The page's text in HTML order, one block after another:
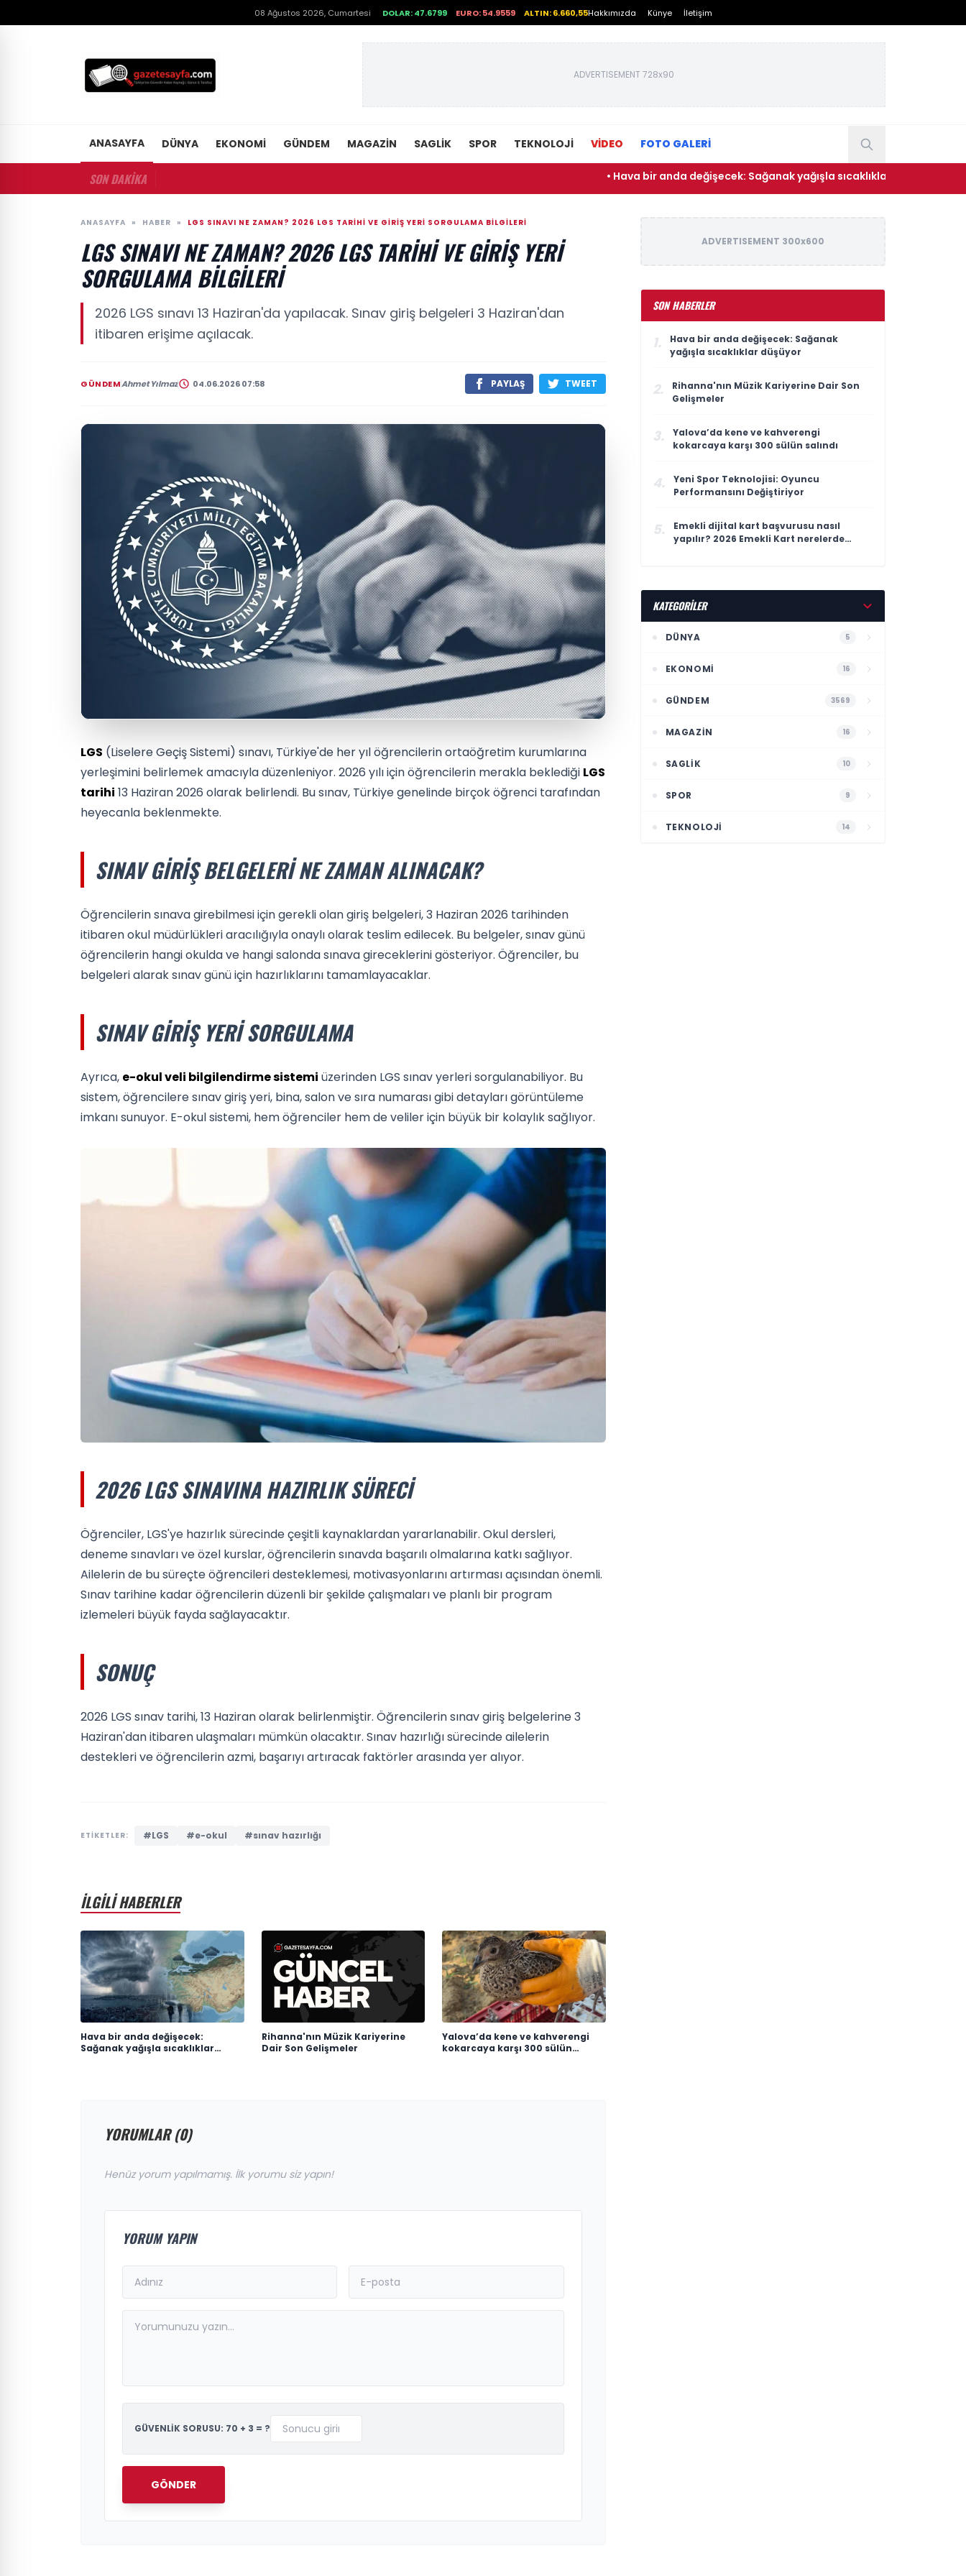
08 Ağustos 2026, Cumartesi DOLAR: 47.6799 EURO: 54.9559 ALTIN: 6.660,55Hakkımızda Künye İletişim
ADVERTISEMENT 728x90
ANASAYFA DÜNYA EKONOMI GÜNDEM MAGAZIN SAGLIK SPOR TEKNOLOJI VİDEO FOTO GALERİ
SON DAKİKA • Hava bir anda değişecek: Sağanak yağışla sıcaklıklar düşüyor
ANASAYFA » HABER » LGS SINAVI NE ZAMAN? 2026 LGS TARIHI VE GIRIŞ YERI SORGULAMA BILGILERI
LGS SINAVI NE ZAMAN? 2026 LGS TARIHI VE GIRIŞ YERI
SORGULAMA BILGILERI
2026 LGS sınavı 13 Haziran'da yapılacak. Sınav giriş belgeleri 3 Haziran'dan
itibaren erişime açılacak.
GÜNDEMAhmet Yılmaz 04.06.2026 07:58 PAYLAŞ TWEET
LGS (Liselere Geçiş Sistemi) sınavı, Türkiye'de her yıl öğrencilerin ortaöğretim kurumlarına
yerleşimini belirlemek amacıyla düzenleniyor. 2026 yılı için öğrencilerin merakla beklediği LGS
tarihi 13 Haziran 2026 olarak belirlendi. Bu sınav, Türkiye genelinde birçok öğrenci tarafından
heyecanla beklenmekte.
SINAV GIRIŞ BELGELERI NE ZAMAN ALINACAK?
Öğrencilerin sınava girebilmesi için gerekli olan giriş belgeleri, 3 Haziran 2026 tarihinden
itibaren okul müdürlükleri aracılığıyla onaylı olarak teslim edilecek. Bu belgeler, sınav günü
öğrencilerin hangi okulda ve hangi salonda sınava gireceklerini gösteriyor. Öğrenciler, bu
belgeleri alarak sınav günü için hazırlıklarını tamamlayacaklar.
SINAV GIRIŞ YERI SORGULAMA
Ayrıca, e-okul veli bilgilendirme sistemi üzerinden LGS sınav yerleri sorgulanabiliyor. Bu
sistem, öğrencilere sınav giriş yeri, bina, salon ve sıra numarası gibi detayları görüntüleme
imkanı sunuyor. E-okul sistemi, hem öğrenciler hem de veliler için büyük bir kolaylık sağlıyor.
2026 LGS SINAVINA HAZIRLIK SÜRECI
Öğrenciler, LGS'ye hazırlık sürecinde çeşitli kaynaklardan yararlanabilir. Okul dersleri,
deneme sınavları ve özel kurslar, öğrencilerin sınavda başarılı olmalarına katkı sağlıyor.
Ailelerin de bu süreçte öğrencileri desteklemesi, motivasyonlarını artırması açısından önemli.
Sınav tarihine kadar öğrencilerin düzenli bir şekilde çalışmaları ve planlı bir program
izlemeleri büyük fayda sağlayacaktır.
SONUÇ
2026 LGS sınav tarihi, 13 Haziran olarak belirlenmiştir. Öğrencilerin sınav giriş belgelerine 3
Haziran'dan itibaren ulaşmaları mümkün olacaktır. Sınav hazırlığı sürecinde ailelerin
destekleri ve öğrencilerin azmi, başarıyı artıracak faktörler arasında yer alıyor.
ETİKETLER: #LGS #e-okul #sınav hazırlığı
İLGİLİ HABERLER
Hava bir anda değişecek:
Sağanak yağışla sıcaklıklar
Rihanna'nın Müzik Kariyerine
Dair Son Gelişmeler
Yalova’da kene ve kahverengi
kokarcaya karşı 300 sülün
YORUMLAR (0)
Henüz yorum yapılmamış. İlk yorumu siz yapın!
YORUM YAPIN
GÜVENLİK SORUSU: 70 + 3 = ?
GÖNDER
ADVERTISEMENT 300x600
SON HABERLER
1.
Hava bir anda değişecek: Sağanak
yağışla sıcaklıklar düşüyor
2.
Rihanna'nın Müzik Kariyerine Dair Son
Gelişmeler
3.
Yalova’da kene ve kahverengi
kokarcaya karşı 300 sülün salındı
4.
Yeni Spor Teknolojisi: Oyuncu
Performansını Değiştiriyor
5.
Emekli dijital kart başvurusu nasıl
yapılır? 2026 Emekli Kart nerelerde
KATEGORİLER
DÜNYA 5
EKONOMI 16
GÜNDEM 3569
MAGAZIN 16
SAGLIK 10
SPOR 9
TEKNOLOJI 14